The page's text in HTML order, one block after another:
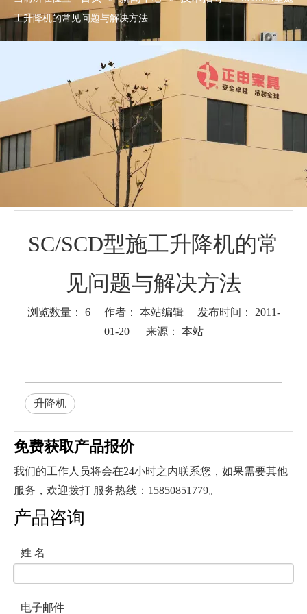
工升降机的常见问题与解决方法
SC/SCD型施工升降机的常
见问题与解决方法
浏览数量： 6作者： 本站编辑 发布时间： 2011-
01-20 来源： 本站
升降机
免费获取产品报价
我们的工作人员将会在24小时之内联系您，如果需要其他
服务，欢迎拨打 服务热线：15850851779。
产品咨询
姓 名
电子邮件